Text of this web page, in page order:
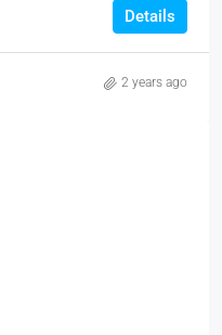
Details
2 years ago